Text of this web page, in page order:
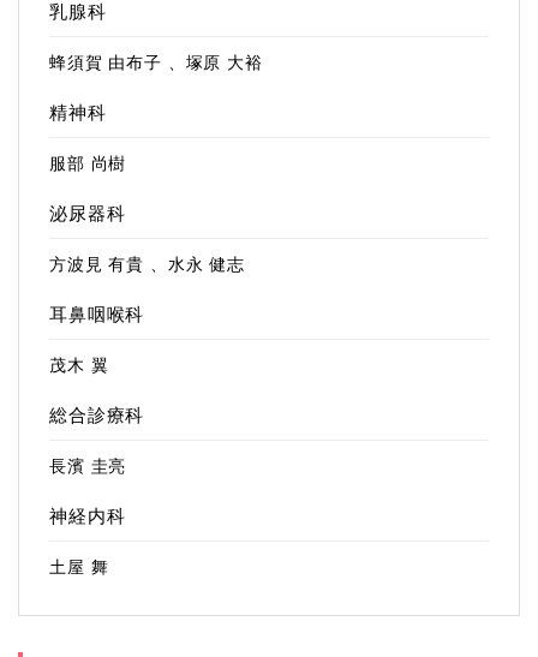
乳腺科
蜂須賀 由布子 、塚原 大裕
精神科
服部 尚樹
泌尿器科
方波見 有貴 、水永 健志
耳鼻咽喉科
茂木 翼
総合診療科
長濱 圭亮
神経内科
土屋 舞